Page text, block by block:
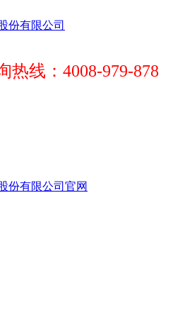
热线：4008-979-878